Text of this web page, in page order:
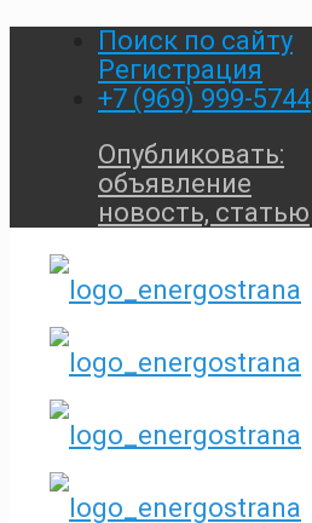
Поиск по сайту
Регистрация
+7 (969) 999-5744
Опубликовать:
объявление
новость, статью